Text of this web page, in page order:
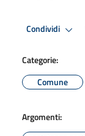
Condividi
Categorie:
Comune
Argomenti: